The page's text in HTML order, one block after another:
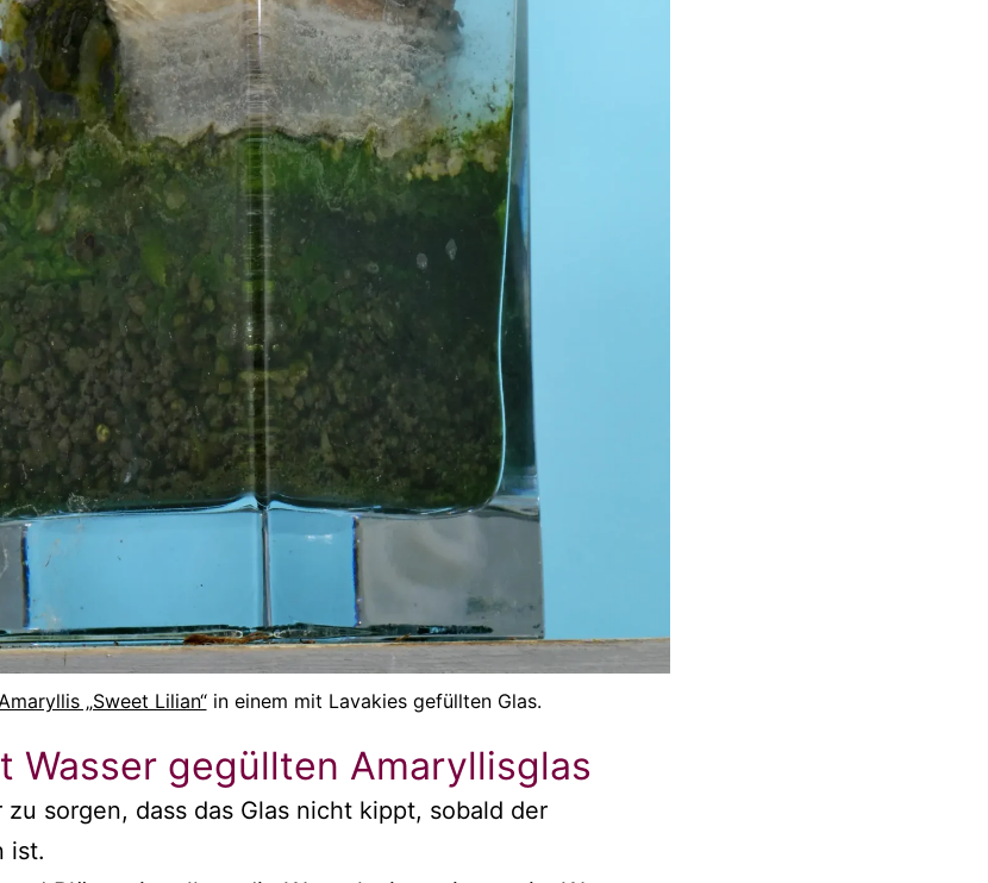
„Sweet Lilian“in einem mit Lavakies gefüllten Glas.
Wasser gegüllten Amaryllisglas
sorgen, dass das Glas nicht kippt, sobald der
ist.